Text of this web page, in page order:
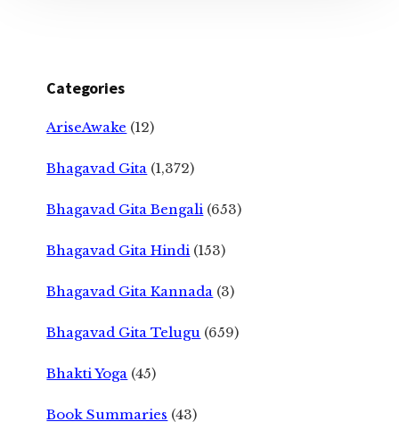
Categories
AriseAwake (12)
Bhagavad Gita (1,372)
Bhagavad Gita Bengali (653)
Bhagavad Gita Hindi (153)
Bhagavad Gita Kannada (3)
Bhagavad Gita Telugu (659)
Bhakti Yoga (45)
Book Summaries (43)